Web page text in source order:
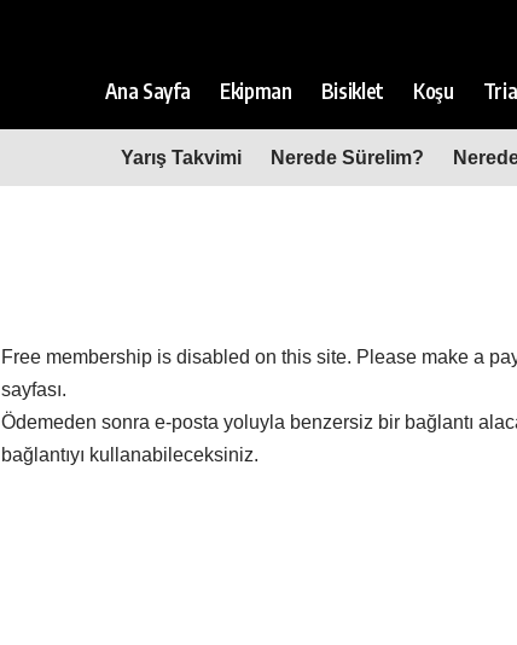
Ana Sayfa Ekipman Bisiklet Koşu
Yarış Takvimi Nerede Sürelim?
Free membership is disabled on this site. Please make a
sayfası.
Ödemeden sonra e-posta yoluyla benzersiz bir bağlantı
bağlantıyı kullanabileceksiniz.